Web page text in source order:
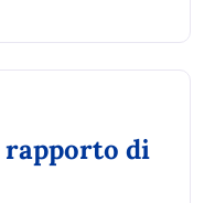
rapporto di